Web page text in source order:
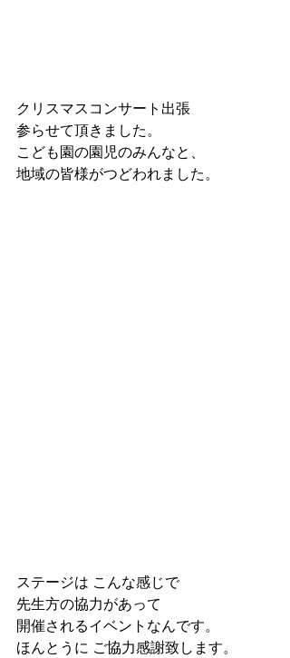
クリスマスコンサート出張
参らせて頂きました。
こども園の園児のみんなと、
地域の皆様がつどわれました。
ステージは こんな感じで
先生方の協力があって
開催されるイベントなんです。
ほんとうに ご協力感謝致します。